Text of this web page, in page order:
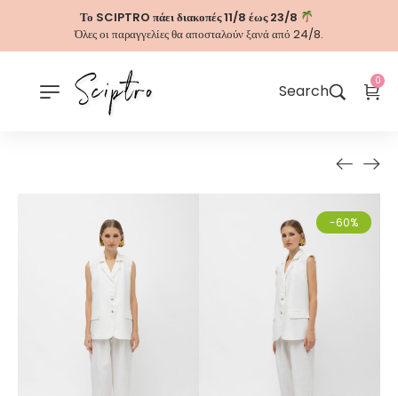
Το SCIPTRO πάει διακοπές 11/8 έως 23/8
Όλες οι παραγγελίες θα αποσταλούν ξανά από 24/8.
Search
0
-60%